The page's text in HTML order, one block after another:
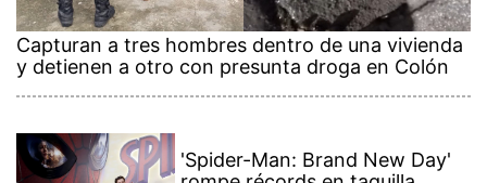
Capturan a tres hombres dentro de una vivienda
y detienen a otro con presunta droga en Colón
'Spider-Man: Brand New Day'